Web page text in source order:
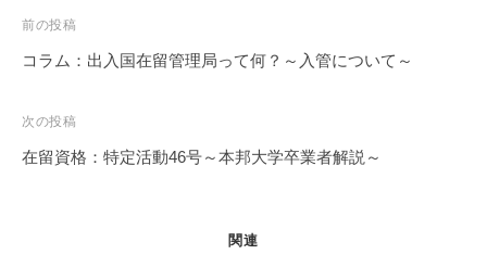
投
稿
ビ
ゲ
前の投稿
コラム：出入国在留管理局って何？～入管について～
次の投稿
在留資格：特定活動46号～本邦大学卒業者解説～
関連